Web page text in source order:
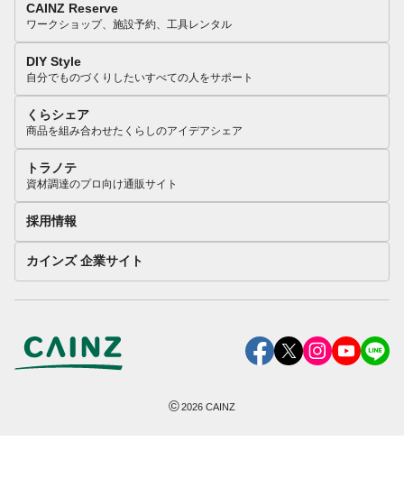
CAINZ Reserve
ワークショップ、施設予約、工具レンタル
DIY Style
自分でものづくりしたいすべての人をサポート
くらシェア
商品を組み合わせたくらしのアイデアシェア
トラノテ
資材調達のプロ向け通販サイト
採用情報
カインズ 企業サイト
©2026 CAINZ